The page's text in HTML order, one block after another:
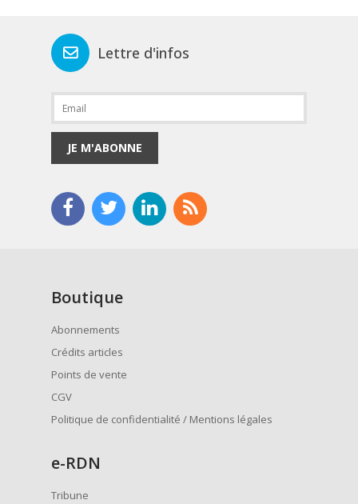
Lettre d'infos
JE M'ABONNE
Boutique
Abonnements
Crédits articles
Points de vente
CGV
Politique de confidentialité / Mentions légales
e-RDN
Tribune